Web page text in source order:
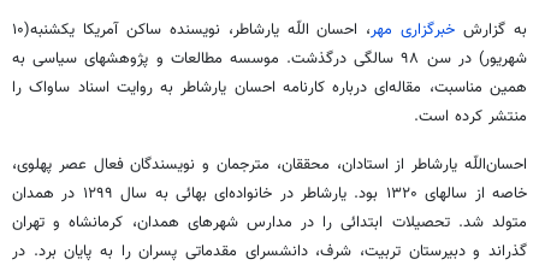
به گزارش خبرگزاری مهر
، احسان‌ اللّه‌ یارشاطر، نویسنده ساکن آمریکا یکشنبه(۱۰
شهریور) در سن ۹۸ سالگی درگذشت. موسسه مطالعات و پژوهشهای سیاسی به
همین مناسبت، مقاله‌ای درباره کارنامه احسان یارشاطر به روایت اسناد ساواک را
منتشر کرده است.
احسان‌اللّه‌ یارشاطر از استادان، محققان، مترجمان و نویسندگان فعال عصر پهلوی،
خاصه از سالهای ۱۳۲۰ بود. یارشاطر در خانواده‌ای بهائی به سال ۱۲۹۹ در همدان
متولد شد. تحصیلات ابتدائی را در مدارس شهرهای همدان، کرمانشاه و تهران
گذراند و دبیرستان تربیت، شرف، دانشسرای مقدماتی پسران را به پایان برد. در